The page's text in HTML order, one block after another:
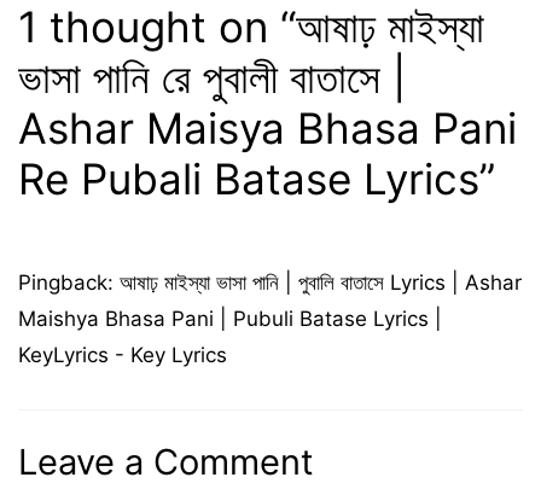
1 thought on “আষাঢ় মাইস্যা
ভাসা পানি রে পুবালী বাতাসে |
Ashar Maisya Bhasa Pani
Re Pubali Batase Lyrics”
Pingback: আষাঢ় মাইস্যা ভাসা পানি | পুবালি বাতাসে Lyrics | Ashar
Maishya Bhasa Pani | Pubuli Batase Lyrics |
KeyLyrics - Key Lyrics
Leave a Comment